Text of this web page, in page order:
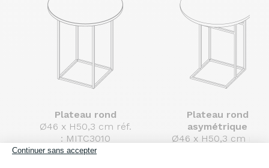
Continuer sans accepter
Plateau rond
Ø46 x H50,3 cm réf.
: MITC3010
Ø59 x H40,3 cm réf.
Plateau rond
asymétrique
Ø46 x H50,3 cm réf.